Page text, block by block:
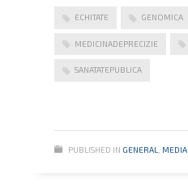
ECHITATE GENOMICA
MEDICINADEPRECIZIE
SANATATEPUBLICA
PUBLISHED IN GENERAL MEDIA